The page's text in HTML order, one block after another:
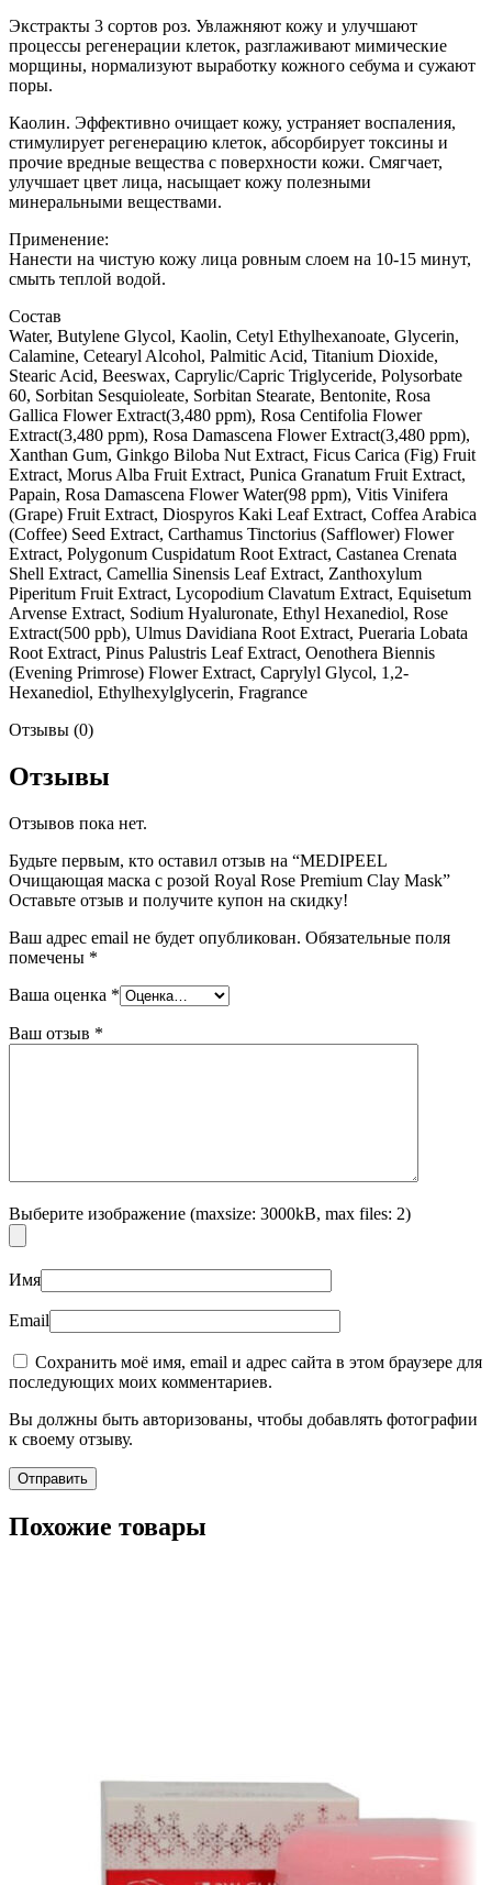
Экстракты 3 сортов роз. Увлажняют кожу и улучшают
процессы регенерации клеток, разглаживают мимические
морщины, нормализуют выработку кожного себума и сужают
поры.
Каолин. Эффективно очищает кожу, устраняет воспаления,
стимулирует регенерацию клеток, абсорбирует токсины и
прочие вредные вещества с поверхности кожи. Смягчает,
улучшает цвет лица, насыщает кожу полезными
минеральными веществами.
Применение:
Нанести на чистую кожу лица ровным слоем на 10-15 минут,
смыть теплой водой.
Состав
Water, Butylene Glycol, Kaolin, Cetyl Ethylhexanoate, Glycerin,
Calamine, Cetearyl Alcohol, Palmitic Acid, Titanium Dioxide,
Stearic Acid, Beeswax, Caprylic/Capric Triglyceride, Polysorbate
60, Sorbitan Sesquioleate, Sorbitan Stearate, Bentonite, Rosa
Gallica Flower Extract(3,480 ppm), Rosa Centifolia Flower
Extract(3,480 ppm), Rosa Damascena Flower Extract(3,480 ppm),
Xanthan Gum, Ginkgo Biloba Nut Extract, Ficus Carica (Fig) Fruit
Extract, Morus Alba Fruit Extract, Punica Granatum Fruit Extract,
Papain, Rosa Damascena Flower Water(98 ppm), Vitis Vinifera
(Grape) Fruit Extract, Diospyros Kaki Leaf Extract, Coffea Arabica
(Coffee) Seed Extract, Carthamus Tinctorius (Safflower) Flower
Extract, Polygonum Cuspidatum Root Extract, Castanea Crenata
Shell Extract, Camellia Sinensis Leaf Extract, Zanthoxylum
Piperitum Fruit Extract, Lycopodium Clavatum Extract, Equisetum
Arvense Extract, Sodium Hyaluronate, Ethyl Hexanediol, Rose
Extract(500 ppb), Ulmus Davidiana Root Extract, Pueraria Lobata
Root Extract, Pinus Palustris Leaf Extract, Oenothera Biennis
(Evening Primrose) Flower Extract, Caprylyl Glycol, 1,2-
Hexanediol, Ethylhexylglycerin, Fragrance
Отзывы (0)
Отзывы
Отзывов пока нет.
Будьте первым, кто оставил отзыв на “MEDIPEEL
Очищающая маска с розой Royal Rose Premium Clay Mask”
Оставьте отзыв и получите купон на скидку!
Ваш адрес email не будет опубликован. Обязательные поля
помечены *
Ваша оценка *
Ваш отзыв *
Выберите изображение (maxsize: 3000kB, max files: 2)
Имя
Email
Сохранить моё имя, email и адрес сайта в этом браузере для
последующих моих комментариев.
Вы должны быть авторизованы, чтобы добавлять фотографии
к своему отзыву.
Похожие товары